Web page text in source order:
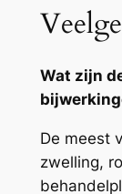
Wat zijn
De meest
zwelling,